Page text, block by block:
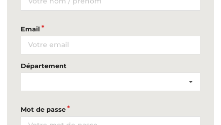
Email
Département
Mot de passe